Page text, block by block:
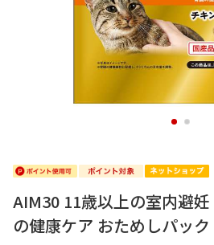
1 2
AIM30 11歳以上の室内避
の健康ケア おためしパッ